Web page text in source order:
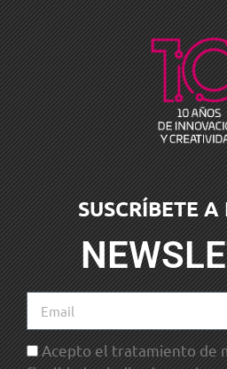
SUSCRÍBETE
Acepto el tratamiento de